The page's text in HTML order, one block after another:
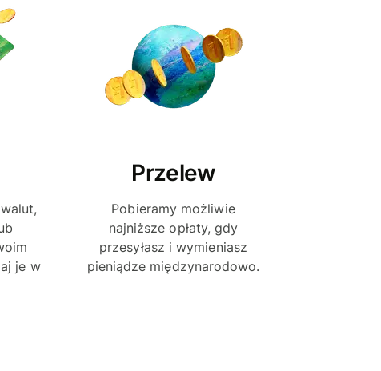
je w
Przelew
Pobieramy możliwie
najniższe opłaty, gdy
przesyłasz i wymieniasz
pieniądze międzynarodowo.